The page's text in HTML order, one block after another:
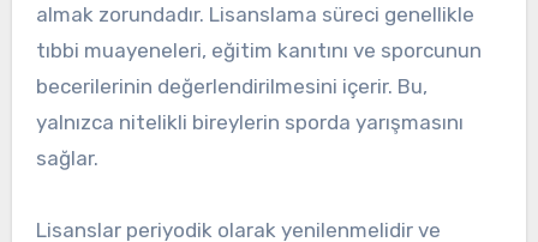
almak zorundadır. Lisanslama süreci genellikle
tıbbi muayeneleri, eğitim kanıtını ve sporcunun
becerilerinin değerlendirilmesini içerir. Bu,
yalnızca nitelikli bireylerin sporda yarışmasını
sağlar.
Lisanslar periyodik olarak yenilenmelidir ve